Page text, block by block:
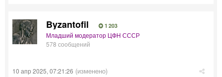
Byzantofil 1 203
Младший модератор ЦФН СССР
578 сообщений
10 апр 2025, 07:21:26 (изменено)